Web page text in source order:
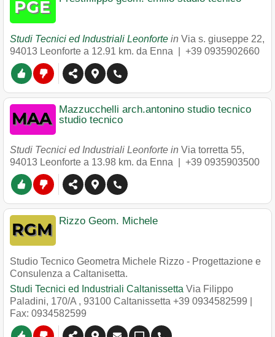
Studi Tecnici ed Industriali Leonforte in Via s. giuseppe 22,
94013 Leonforte a 12.91 km. da Enna | +39 0935902660
Mazzucchelli arch.antonino studio tecnico
studio tecnico
Studi Tecnici ed Industriali Leonforte in Via torretta 55,
94013 Leonforte a 13.98 km. da Enna | +39 0935903500
Rizzo Geom. Michele
Studio Tecnico Geometra Michele Rizzo - Progettazione e
Consulenza a Caltanisetta.
Studi Tecnici ed Industriali Caltanissetta Via Filippo
Paladini, 170/A , 93100 Caltanissetta +39 0934582599
Fax: 0934582599